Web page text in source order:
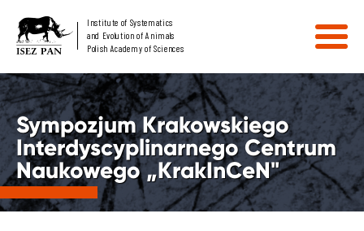
Institute of Systematics
and Evolution of Animals
Polish Academy of Sciences
Sympozjum Krakowskiego
Interdyscyplinarnego Centrum
Naukowego „KrakInCeN"